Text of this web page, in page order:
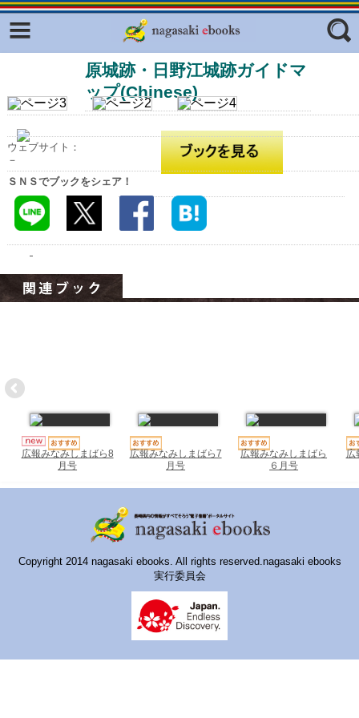
フリーワード
ジャンル
エリア
原城跡・日野江城跡ガイドマ
ップ(Chinese)
ウェブサイト：
－
ＳＮＳでブックをシェア！
広報みなみしまばら8
月号
広報みなみしまばら7
月号
広報みなみしまばら
６月号
広
Copyright 2014 nagasaki ebooks. All rights reserved.nagasaki ebooks
実行委員会
Facebook
ふくいろキラリプロジェクト
東京観光デジタルパンフレットギャ
ラリー（TOKYO Brochures）
復興応援企画
広報誌ナビ
長崎と天草地方の潜伏キリシタン
関連遺産
いきebooks
ながよebooks
おおむらebooks
みなみしまばらebooks
さいかいイーブックス